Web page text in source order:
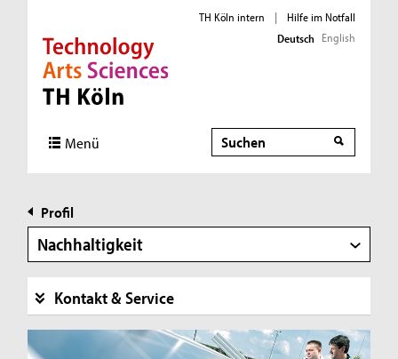
Direkt zur Hauptnavigation
Direkt zur Subnavigation
Direkt zum Inhalt
Direkt zum Fußbereich
TH Köln intern |
Hilfe im Notfall
Deutsch English
Menü Suche
Profil
Nachhaltigkeit
Kontakt & Service